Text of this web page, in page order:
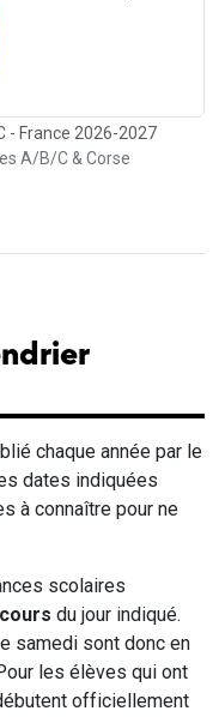
- France 2026-2027
A/B/C & Corse
chaque année par le
dates indiquées
à connaître pour ne
scolaires
du jour indiqué.
samedi sont donc en
les élèves qui ont
officiellement